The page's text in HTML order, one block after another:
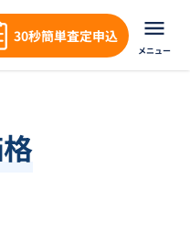
30秒簡単査定申込
メニュー